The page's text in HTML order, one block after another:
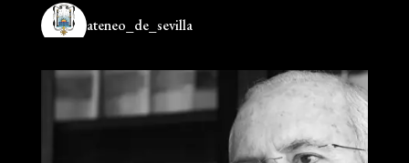
ateneo_de_sevilla